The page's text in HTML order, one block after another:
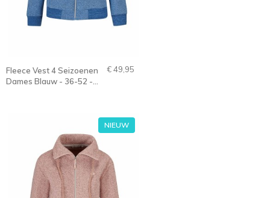
Fleece Vest 4 Seizoenen
Dames Blauw - 36-52 -
€ 49,95
NIEUW